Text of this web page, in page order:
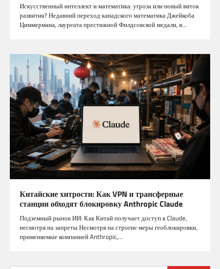
Искусственный интеллект и математика: угроза или новый виток
развития? Недавний переход канадского математика Джейкоба
Циммермана, лауреата престижной Филдсовской медали, в…
Китайские хитрости: Как VPN и трансферные
станции обходят блокировку Anthropic Claude
Подземный рынок ИИ: Как Китай получает доступ к Claude,
несмотря на запреты Несмотря на строгие меры геоблокировки,
применяемые компанией Anthropic,…